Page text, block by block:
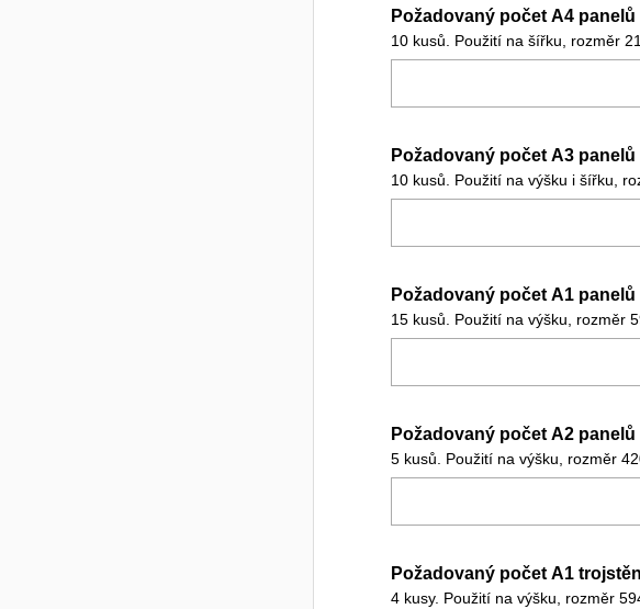
Požadovaný počet A4 panelů
10 kusů. Použití na šířku, rozměr
Požadovaný počet A3 panelů
10 kusů. Použití na výšku i šířku,
Požadovaný počet A1 panelů
15 kusů. Použití na výšku, rozměr
Požadovaný počet A2 panelů
5 kusů. Použití na výšku, rozměr
Požadovaný počet A1
4 kusy. Použití na výšku, rozměr